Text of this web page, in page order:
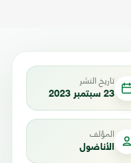
تاريخ النشر
23 سبتمبر 2023
المؤلف
الأناضول